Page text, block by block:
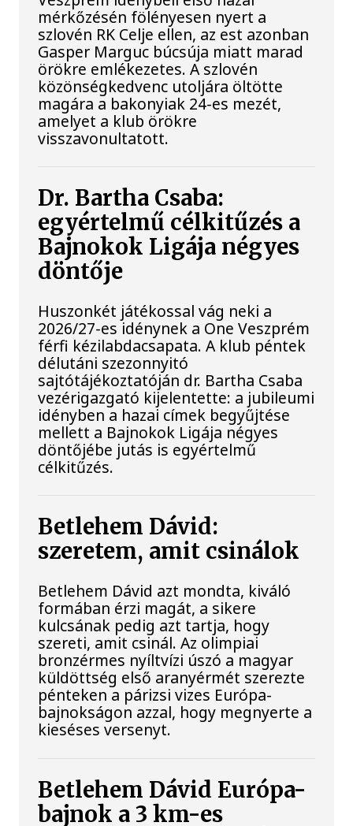
mérkőzésén fölényesen nyert a
szlovén RK Celje ellen, az est azonban
Gasper Marguc búcsúja miatt marad
örökre emlékezetes. A szlovén
közönségkedvenc utoljára öltötte
magára a bakonyiak 24-es mezét,
amelyet a klub örökre
visszavonultatott.
Dr. Bartha Csaba:
egyértelmű célkitűzés a
Bajnokok Ligája négyes
döntője
Huszonkét játékossal vág neki a
2026/27-es idénynek a One Veszprém
férfi kézilabdacsapata. A klub péntek
délutáni szezonnyitó
sajtótájékoztatóján dr. Bartha Csaba
vezérigazgató kijelentette: a jubileumi
idényben a hazai címek begyűjtése
mellett a Bajnokok Ligája négyes
döntőjébe jutás is egyértelmű
célkitűzés.
Betlehem Dávid:
szeretem, amit csinálok
Betlehem Dávid azt mondta, kiváló
formában érzi magát, a sikere
kulcsának pedig azt tartja, hogy
szereti, amit csinál. Az olimpiai
bronzérmes nyíltvízi úszó a magyar
küldöttség első aranyérmét szerezte
pénteken a párizsi vizes Európa-
bajnokságon azzal, hogy megnyerte a
kieséses versenyt.
Betlehem Dávid Európa-
bajnok a 3 km-es